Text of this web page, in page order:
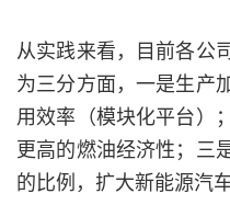
从实践来看，目前各公
为三分方面，一是生产
用效率（模块化平台）
更高的燃油经济性；三
的比例，扩大新能源汽